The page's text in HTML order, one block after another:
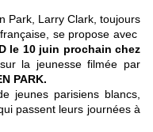
Park, Larry Clark, toujours
se propose avec
le 10 juin prochain chez
la jeunesse filmée par
PARK.
jeunes parisiens blancs,
passent leurs journées à